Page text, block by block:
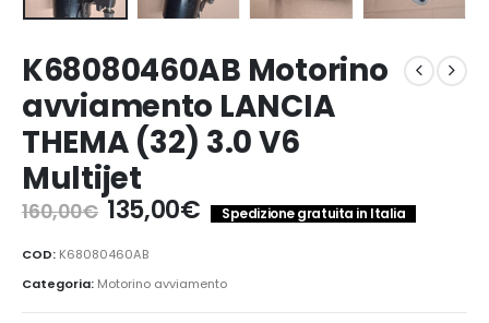
K68080460AB Motorino
avviamento LANCIA
THEMA (32) 3.0 V6
Multijet
160,00€ Il
prezzo
originale
era:
160,00€.
135,00€Il
prezzo
è:
135,00€.
Spedizione gratuita in Italia
COD: K68080460AB
Categoria: Motorino avviamento